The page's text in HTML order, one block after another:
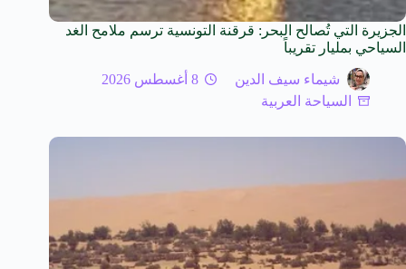
الجزيرة التي تُصالح البحر: قرقنة التونسية ترسم ملامح الغد
السياحي بمليار تقريباً
شيماء سيف الدين
8 أغسطس 2026
السياحة العربية